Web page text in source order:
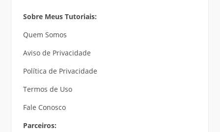
Sobre Meus Tutoriais:
Quem Somos
Aviso de Privacidade
Política de Privacidade
Termos de Uso
Fale Conosco
Parceiros: